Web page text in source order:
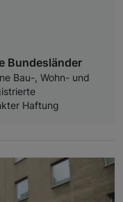
Bundesländer
Bau-, Wohn- und
Haftung